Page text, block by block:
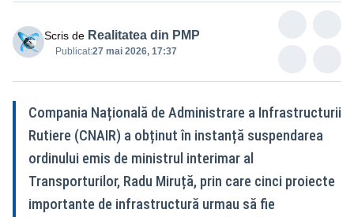
Scris de Realitatea din PMP
Publicat:27 mai 2026, 17:37
Compania Națională de Administrare a Infrastructurii
Rutiere (CNAIR) a obținut în instanță suspendarea
ordinului emis de ministrul interimar al
Transporturilor, Radu Miruță, prin care cinci proiecte
importante de infrastructură urmau să fie